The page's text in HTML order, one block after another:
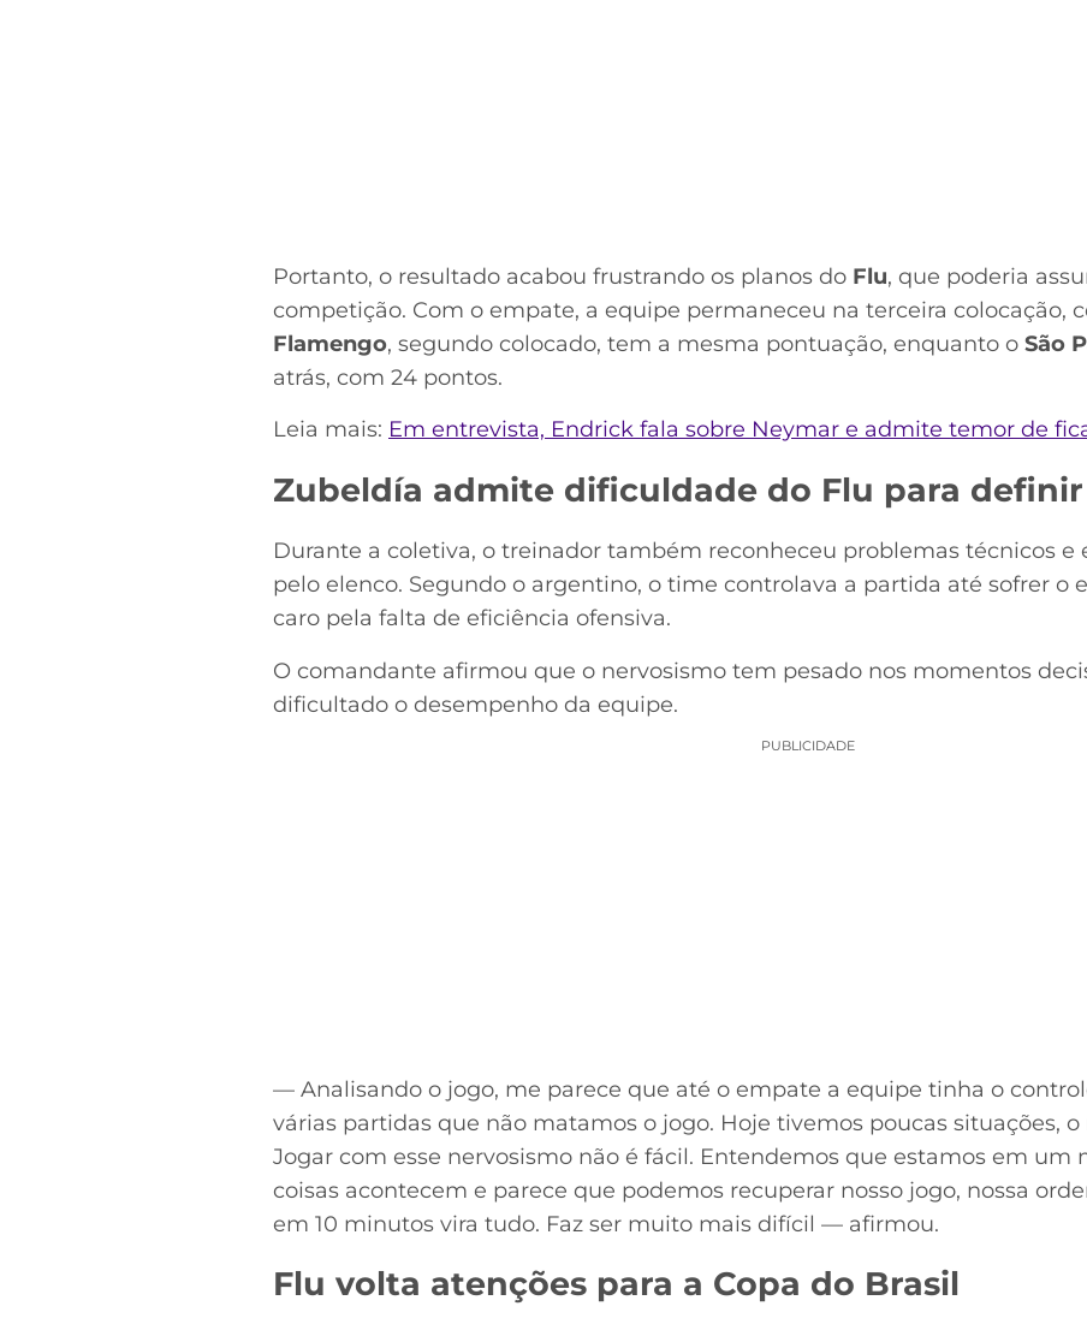
Portanto, o resultado acabou frustrando os planos do Flu, que poderia
competição. Com o empate, a equipe permaneceu na terceira colocação,
Flamengo, segundo colocado, tem a mesma pontuação, enquanto o São
atrás, com 24 pontos.
Leia mais: Em entrevista, Endrick fala sobre Neymar e admite temor de
Zubeldía admite dificuldade do Flu para
Durante a coletiva, o treinador também reconheceu problemas técnicos e
pelo elenco. Segundo o argentino, o time controlava a partida até sofrer o
caro pela falta de eficiência ofensiva.
O comandante afirmou que o nervosismo tem pesado nos momentos
dificultado o desempenho da equipe.
PUBLICIDADE
— Analisando o jogo, me parece que até o empate a equipe tinha o
várias partidas que não matamos o jogo. Hoje tivemos poucas situações,
Jogar com esse nervosismo não é fácil. Entendemos que estamos em
coisas acontecem e parece que podemos recuperar nosso jogo, nossa
em 10 minutos vira tudo. Faz ser muito mais difícil — afirmou.
Flu volta atenções para a Copa do Brasil